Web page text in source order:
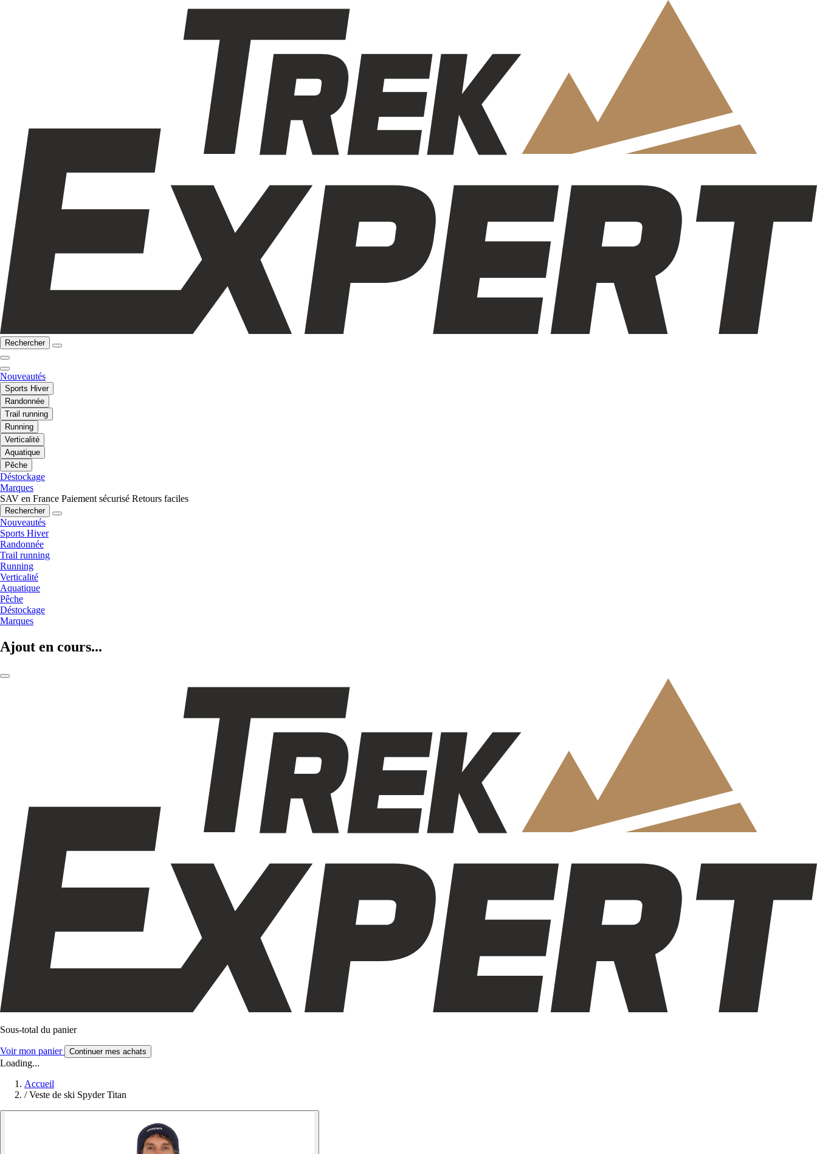
Rechercher
Nouveautés
Sports Hiver
Randonnée
Trail running
Running
Verticalité
Aquatique
Pêche
Déstockage
Marques
SAV en France Paiement sécurisé Retours faciles
Rechercher
Nouveautés
Sports Hiver
Randonnée
Trail running
Running
Verticalité
Aquatique
Pêche
Déstockage
Marques
Ajout en cours...
Sous-total du panier
Voir mon panier Continuer mes achats
Loading...
Accueil
/ Veste de ski Spyder Titan